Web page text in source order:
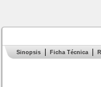
Sinopsis Ficha Técnica